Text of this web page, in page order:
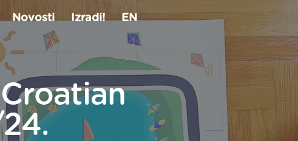
Novosti Izradi! EN